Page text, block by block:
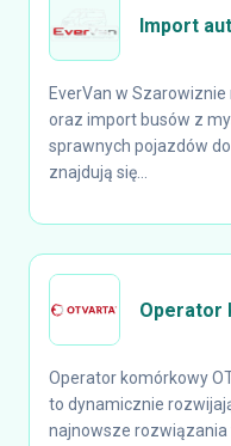
Import
EverVan w
oraz import busów z
sprawnych pojazdów
znajdują się...
Operator
Operator komórkowy
to dynamicznie
najnowsze rozwiązania